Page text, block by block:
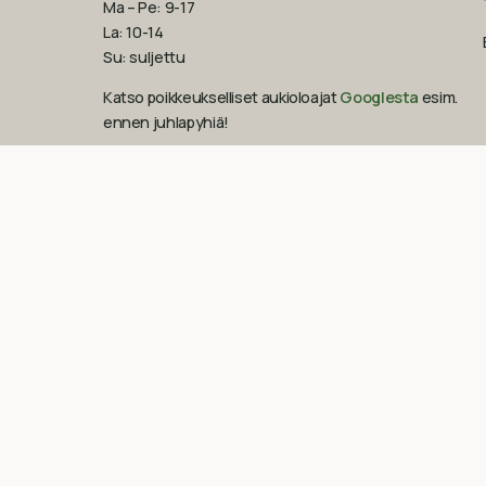
Ma – Pe: 9-17
La: 10-14
Su: suljettu
Katso poikkeukselliset aukioloajatGooglesta esim.
ennen juhlapyhiä!‍